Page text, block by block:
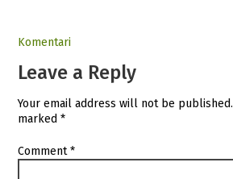
Komentari
Leave a Reply
Your email address will not be published.
marked*
Comment*